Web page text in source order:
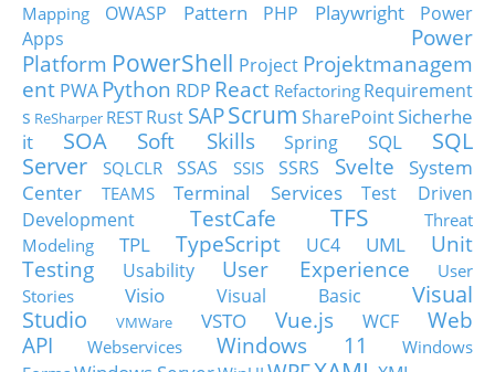
Mapping
OWASP Pattern PHP Playwright
Power
Apps
Power
Platform PowerShell Project Projektmanagem
ent PWA Python RDP React Refactoring Requirement
s ReSharper RESTRust SAPScrum SharePointSicherhe
it
SOA Soft Skills Spring SQL
SQL
Server
SQLCLR SSAS SSIS SSRS Svelte
System
Center
TEAMS Terminal Services
Test Driven
Development
TestCafe TFS
Threat
Modeling
TPL TypeScript UC4 UML
Unit
Testing
Usability User Experience
User
Stories
Visio Visual Basic
Visual
Studio
VMWare VSTO Vue.js WCF
Web
API
Webservices Windows 11
Windows